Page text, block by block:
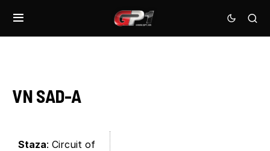
VN SAD-A
Staza: Circuit of